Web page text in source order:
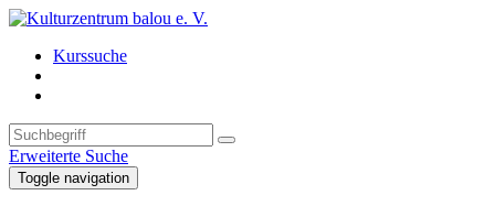
Kurssuche
Erweiterte Suche
Toggle navigation